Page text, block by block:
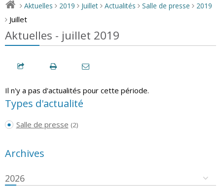
> Aktuelles > 2019 > Juillet > Actualités > Salle de presse > 2019
> Juillet
Aktuelles - juillet 2019
Il n'y a pas d'actualités pour cette période.
Types d'actualité
Salle de presse (2)
Archives
2026